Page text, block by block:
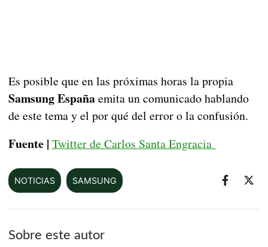
Es posible que en las próximas horas la propia
Samsung Españaemita un comunicado hablando
de este tema y el por qué del error o la confusión.
Fuente | Twitter de Carlos Santa Engracia
NOTICIAS SAMSUNG
Sobre este autor